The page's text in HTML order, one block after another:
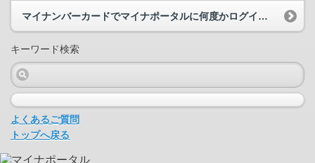
マイナンバーカードでマイナポータルに何度かログインに失敗するとロックがかかりますか。
キーワード検索
よくあるご質問
トップへ戻る